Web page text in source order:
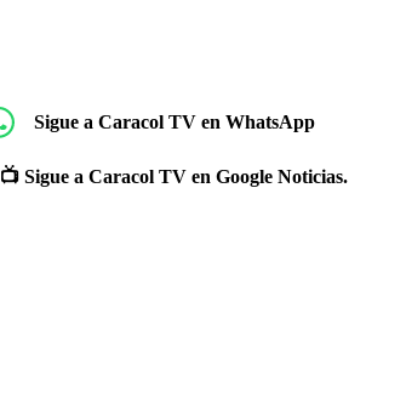
Sigue a Caracol TV en WhatsApp
📺 Sigue a Caracol TV en Google Noticias.